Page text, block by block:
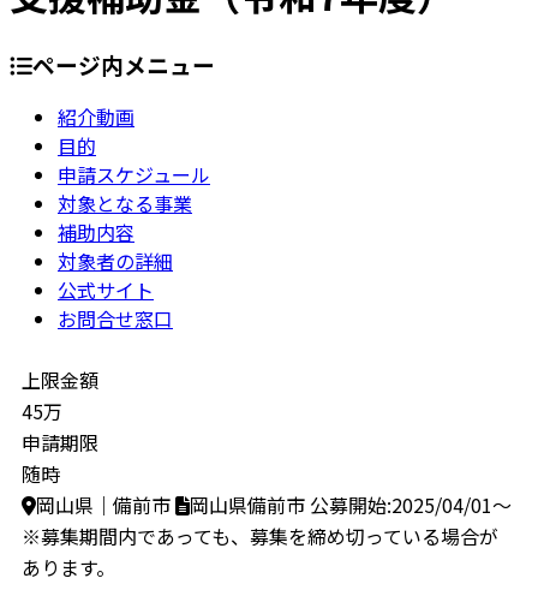
ページ内メニュー
紹介動画
目的
申請スケジュール
対象となる事業
補助内容
対象者の詳細
公式サイト
お問合せ窓口
上限金額
45万
申請期限
随時
岡山県｜備前市
岡山県備前市 公募開始:2025/04/01～
※募集期間内であっても、募集を締め切っている場合が
あります。